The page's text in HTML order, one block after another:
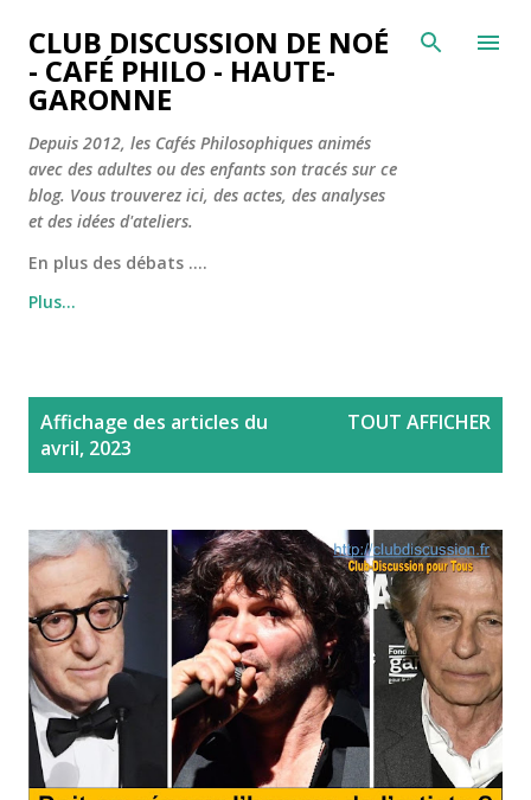
Accéder au contenu principal
CLUB DISCUSSION DE NOÉ
- CAFÉ PHILO - HAUTE-
GARONNE
Depuis 2012, les Cafés Philosophiques animés
avec des adultes ou des enfants son tracés sur ce
blog. Vous trouverez ici, des actes, des analyses
et des idées d'ateliers.
En plus des débats ....
Plus…
Affichage des articles du
avril, 2023
TOUT AFFICHER